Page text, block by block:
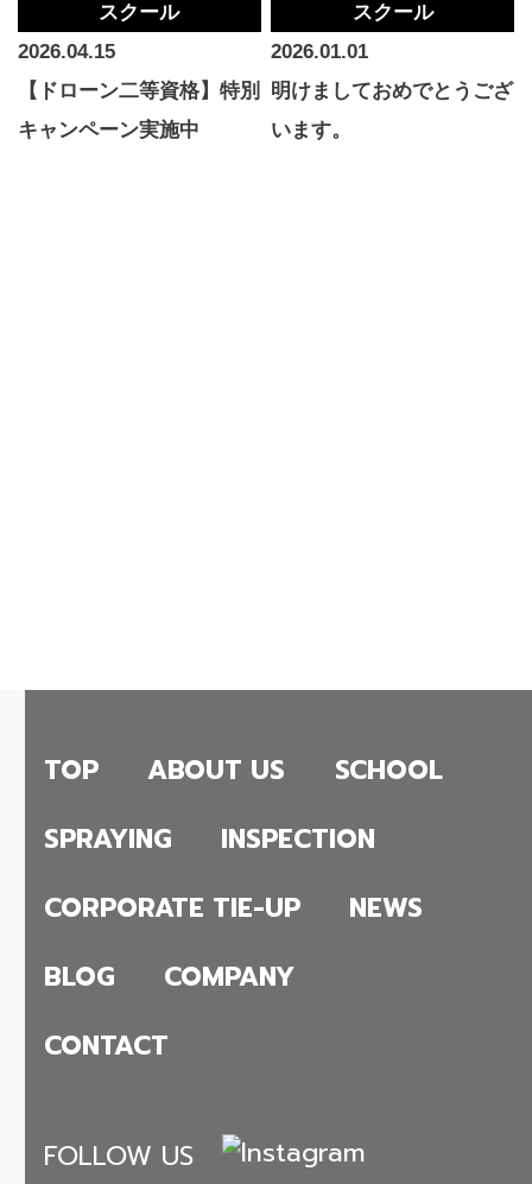
スクール
2026.04.15
【ドローン二等資格】特別
キャンペーン実施中
スクール
2026.01.01
明けましておめでとうござ
います。
TOP ABOUT US
SCHOOL
SPRAYING
INSPECTION
CORPORATE TIE-UP
NEWS
BLOG
COMPANY
CONTACT
FOLLOW US